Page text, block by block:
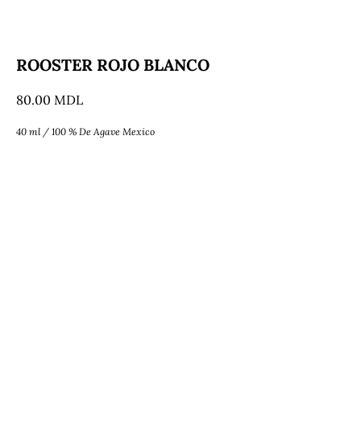
ROOSTER ROJO BLANCO
80.00 MDL
40 ml / 100 % De Agave Mexico